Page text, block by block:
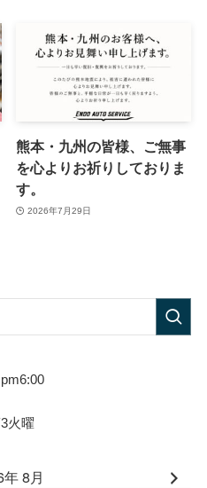
熊本・九州の皆様、ご無事
を心よりお祈りしておりま
す。
2026年7月29日
火曜
8月